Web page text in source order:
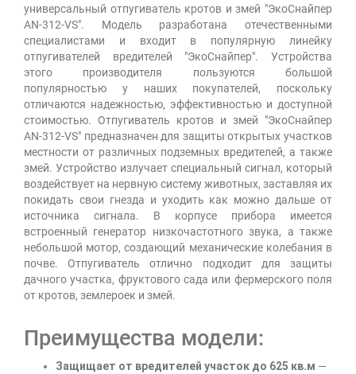
универсальный отпугиватель кротов и змей "ЭкоСнайпер
AN-312-VS". Модель разработана отечественными
специалистами и входит в популярную линейку
отпугивателей вредителей "ЭкоСнайпер". Устройства
этого производителя пользуются большой
популярностью у наших покупателей, поскольку
отличаются надежностью, эффективностью и доступной
стоимостью. Отпугиватель кротов и змей "ЭкоСнайпер
AN-312-VS" предназначен для защиты открытых участков
местности от различных подземных вредителей, а также
змей. Устройство излучает специальный сигнал, который
воздействует на нервную систему животных, заставляя их
покидать свои гнезда и уходить как можно дальше от
источника сигнала. В корпусе прибора имеется
встроенный генератор низкочастотного звука, а также
небольшой мотор, создающий механические колебания в
почве. Отпугиватель отлично подходит для защиты
дачного участка, фруктового сада или фермерского поля
от кротов, землероек и змей.
Преимущества модели:
Защищает от вредителей участок до 625 кв.м —